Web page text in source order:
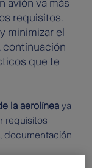
avión va más
requisitos.
minimizar el
continuación
que te
la aerolínea ya
requisitos
documentación